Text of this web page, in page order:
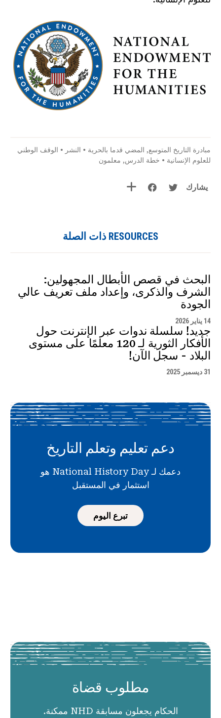
مبادرة التاريخ المتوسع, المضي قدما بالحرية • النشر • الوقف الوطني
للعلوم الإنسانية • خطة الدرس, معلمون
يشارك
RESOURCES ذات الصلة
البحث في قصص الأبطال المجهولين:
الشرف والذكرى، وإعداد ملف تعريف عالي
الجودة
14 يناير 2026
جديد! سلسلة ندوات عبر الإنترنت حول
الأفكار الثورية لـ 120 معلمًا على مستوى
البلاد - سجل الآن!
31 ديسمبر 2025
دعم تعليم وتعلم التاريخ
دعمك لـ National History Day هو
استثمار في المستقبل
تبرع اليوم
مطلوب قضاة
الحكام يجعلون مسابقة NHD ممكنة.